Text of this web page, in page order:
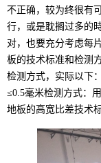
不正确，较为终很有
行，或是耽搁过多的
对，也要充分考虑每
板的技术标准和检测
检测方式，实际以下
≤0.5毫米检测方式：
地板的高宽比差技术